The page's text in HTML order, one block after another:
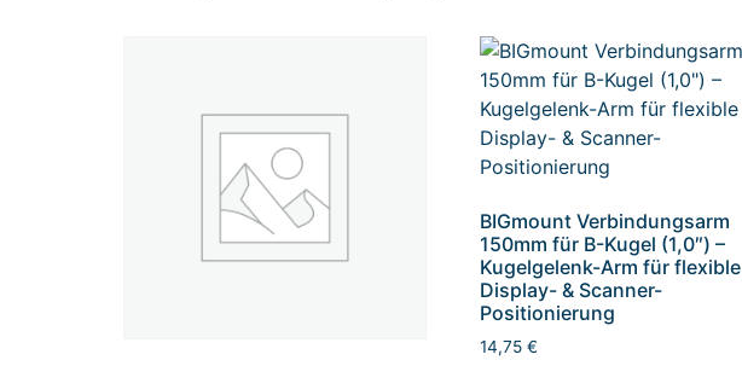
BIGmount Verbindungsarm
150mm für B-Kugel (1,0″) –
Kugelgelenk-Arm für flexible
Display- & Scanner-
Positionierung
14,75 €